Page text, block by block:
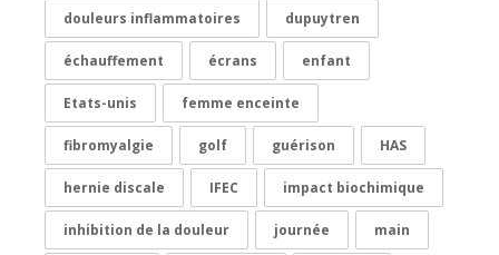
douleurs inflammatoires dupuytren
échauffement écrans enfant
Etats-unis femme enceinte
fibromyalgie golf guérison HAS
hernie discale IFEC impact biochimique
inhibition de la douleur journée main